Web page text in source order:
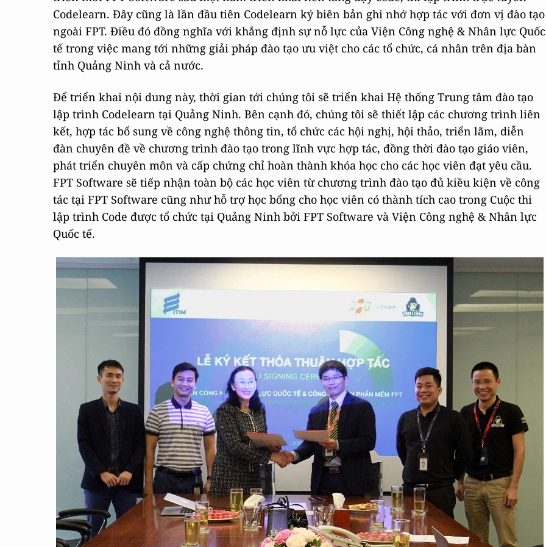
Codelearn. Đây cũng là lần đầu tiên Codelearn ký biên bản ghi nhớ hợp tác với đơn vị đào tạo
ngoài FPT. Điều đó đồng nghĩa với khẳng định sự nỗ lực của Viện Công nghệ & Nhân lực Quốc
tế trong việc mang tới những giải pháp đào tạo ưu việt cho các tổ chức, cá nhân trên địa bàn
tỉnh Quảng Ninh và cả nước.
Để triển khai nội dung này, thời gian tới chúng tôi sẽ triển khai Hệ thống Trung tâm đào tạo
lập trình Codelearn tại Quảng Ninh. Bên cạnh đó, chúng tôi sẽ thiết lập các chương trình liên
kết, hợp tác bổ sung về công nghệ thông tin, tổ chức các hội nghị, hội thảo, triển lãm, diễn
đàn chuyên đề về chương trình đào tạo trong lĩnh vực hợp tác, đồng thời đào tạo giáo viên,
phát triển chuyên môn và cấp chứng chỉ hoàn thành khóa học cho các học viên đạt yêu cầu.
FPT Software sẽ tiếp nhận toàn bộ các học viên từ chương trình đào tạo đủ kiều kiện về công
tác tại FPT Software cũng như hỗ trợ học bổng cho học viên có thành tích cao trong Cuộc thi
lập trình Code được tổ chức tại Quảng Ninh bởi FPT Software và Viện Công nghệ & Nhân lực
Quốc tế.